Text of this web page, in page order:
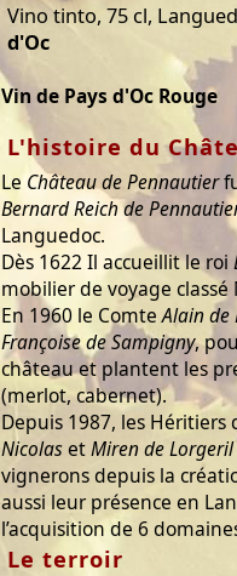
Vino tinto, 75 cl,
d'Oc
Vin de Pays d'Oc Rouge
L'histoire du
LeChâteau de Pennautier
Bernard Reich de
Languedoc.
Dès 1622 Il accueillit le roi
mobilier de voyage
En 1960 le ComteAlain de
Françoise de Sampigny,
château et plantent les
(merlot, cabernet).
Depuis 1987, les Héritiers
NicolasetMiren de Lorgeril
vignerons depuis la
aussi leur présence en
l’acquisition de 6
Le terroir